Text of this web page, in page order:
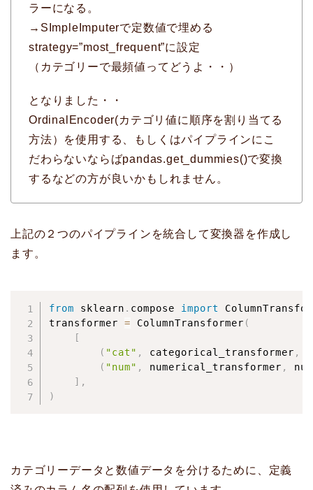
ラーになる。
→SImpleImputerで定数値で埋める
strategy=”most_frequent”に設定
（カテゴリーで最頻値ってどうよ・・）
となりました・・
OrdinalEncoder(カテゴリ値に順序を割り当てる
方法）を使用する、もしくはパイプラインにこ
だわらないならばpandas.get_dummies()で変換
するなどの方が良いかもしれません。
上記の２つのパイプラインを統合して変換器を作成し
ます。
from sklearn . compose import
transformer = ColumnTransformer (
[
( "cat" , categorical_transformer ,
( "num" , numerical_transformer ,
] ,
)
カテゴリーデータと数値データを分けるために、定義